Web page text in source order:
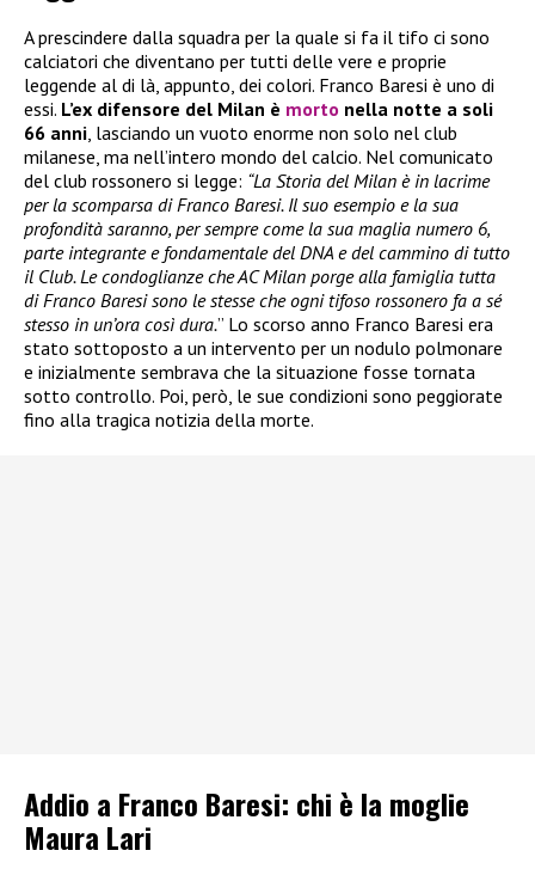
A prescindere dalla squadra per la quale si fa il tifo ci sono
calciatori che diventano per tutti delle vere e proprie
leggende al di là, appunto, dei colori. Franco Baresi è uno di
essi. L’ex difensore del Milan è morto nella notte a soli
66 anni, lasciando un vuoto enorme non solo nel club
milanese, ma nell’intero mondo del calcio. Nel comunicato
del club rossonero si legge: “La Storia del Milan è in lacrime
per la scomparsa di Franco Baresi. Il suo esempio e la sua
profondità saranno, per sempre come la sua maglia numero 6,
parte integrante e fondamentale del DNA e del cammino di tutto
il Club. Le condoglianze che AC Milan porge alla famiglia tutta
di Franco Baresi sono le stesse che ogni tifoso rossonero fa a sé
stesso in un’ora così dura.” Lo scorso anno Franco Baresi era
stato sottoposto a un intervento per un nodulo polmonare
e inizialmente sembrava che la situazione fosse tornata
sotto controllo. Poi, però, le sue condizioni sono peggiorate
fino alla tragica notizia della morte.
Addio a Franco Baresi: chi è la moglie
Maura Lari